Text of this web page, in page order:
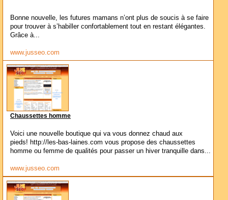
Bonne nouvelle, les futures mamans n’ont plus de soucis à se faire
pour trouver à s’habiller confortablement tout en restant élégantes.
Grâce à...
www.jusseo.com
Chaussettes homme
Voici une nouvelle boutique qui va vous donnez chaud aux
pieds! http://les-bas-laines.com vous propose des chaussettes
homme ou femme de qualités pour passer un hiver tranquille dans...
www.jusseo.com